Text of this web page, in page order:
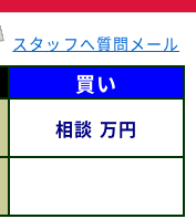
スタッフへ質問メール
買い
相談 万円